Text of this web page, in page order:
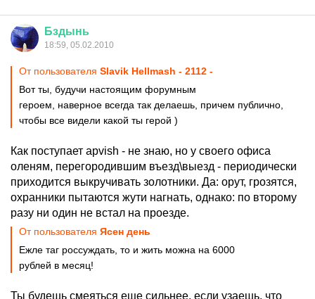
Бздынь
18:59, 05.02.2010
От пользователя Slavik Hellmash - 2112 -
Вот ты, будучи настоящим форумным
героем, наверное всегда так делаешь, причем публично,
чтобы все видели какой ты герой )
Как поступает apvish - не знаю, но у своего офиса
оленям, перегородившим въезд\выезд - периодически
приходится выкручивать золотники. Да: орут, грозятся,
охранники пытаются жути нагнать, однако: по второму
разу ни один не встал на проезде.
От пользователя Ясен день
Ежле таг россуждать, то и жить можна на 6000
рублей в месяц!
Ты будешь смеяться еще сильнее, если узаешь, что